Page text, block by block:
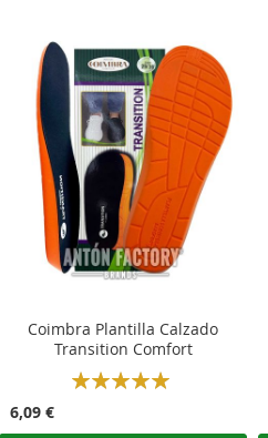
Coimbra Plantilla Calzado
Transition Comfort
Rating:
6,09 €